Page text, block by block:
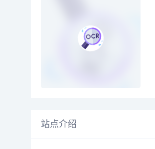
站点介绍